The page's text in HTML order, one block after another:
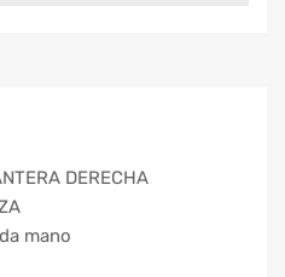
DERECHA
mano